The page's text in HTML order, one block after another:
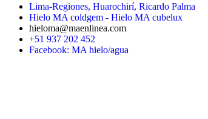
Lima-Regiones, Huarochirí, Ricardo Palma
Hielo MA coldgem - Hielo MA cubelux
hieloma@maenlinea.com
+51 937 202 452
Facebook: MA hielo/agua